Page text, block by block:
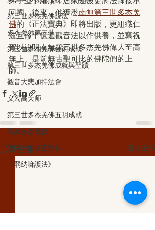
第三世多杰羌佛說法
多杰羌佛第三世
第三世多杰羌佛藝術成就
第三世多杰羌佛成就與聖蹟
觀音大悲加持法會
义云高大师
第三世多杰羌佛五明成就
認識多杰羌佛
克萊兒的深夜實堂
《弱納嘛護法》
回國。後來，他獲悉南無第三世多杰羌
佛的《正法寶典》即將出版，更組織仁
波且修十億遍觀音法以作供養，並寫祝
賀以說明南無第三世多杰羌佛偉大至高
無上、是前無古聖可比的佛陀們的上
師。
最新文章 查看全部